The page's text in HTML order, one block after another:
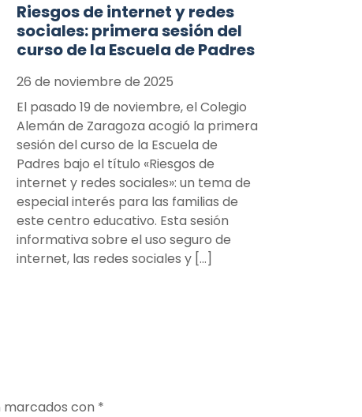
Riesgos de internet y redes
sociales: primera sesión del
curso de la Escuela de Padres
26 de noviembre de 2025
El pasado 19 de noviembre, el Colegio
Alemán de Zaragoza acogió la primera
sesión del curso de la Escuela de
Padres bajo el título «Riesgos de
internet y redes sociales»: un tema de
especial interés para las familias de
este centro educativo. Esta sesión
informativa sobre el uso seguro de
internet, las redes sociales y […]
marcados con *